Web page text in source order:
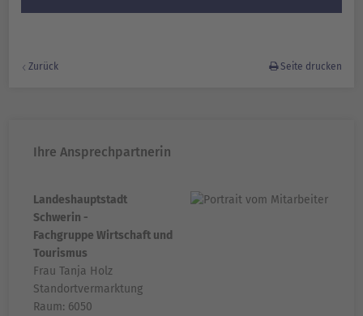
Zurück Seite drucken
Ihre Ansprechpartnerin
Landeshauptstadt
Schwerin -
Fachgruppe Wirtschaft und
Tourismus
Frau Tanja Holz
Standortvermarktung
Raum: 6050